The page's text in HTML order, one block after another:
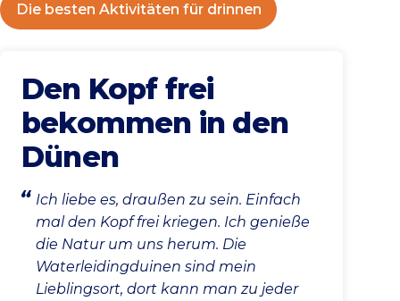
Die besten Aktivitäten für drinnen
Den Kopf frei
bekommen in den
Dünen
Ich liebe es, draußen zu sein. Einfach
mal den Kopf frei kriegen. Ich genieße
die Natur um uns herum. Die
Waterleidingduinen sind mein
Lieblingsort, dort kann man zu jeder